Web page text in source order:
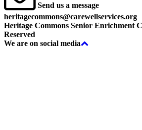
Send us a message
heritagecommons@carewellservices.org
Copyrights
Heritage Commons Senior Enrichment
Reserved
We are on social media